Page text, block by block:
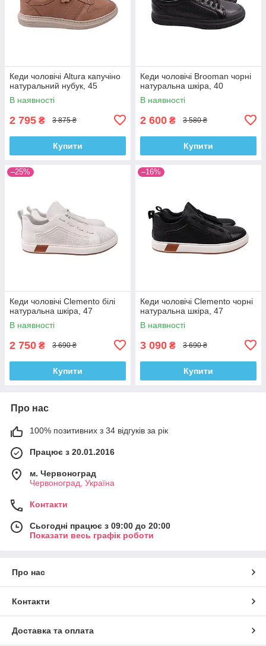
Кеди чоловічі Altura капучіно
натуральний нубук, 45
В наявності
2 795 ₴ 3 875 ₴
Купити
Кеди чоловічі Brooman чорні
натуральна шкіра, 40
В наявності
2 600 ₴ 3 580 ₴
Купити
–25%
Кеди чоловічі Clemento білі
натуральна шкіра, 47
В наявності
2 750 ₴ 3 690 ₴
Купити
–16%
Кеди чоловічі Clemento чорні
натуральна шкіра, 47
В наявності
3 090 ₴ 3 690 ₴
Купити
Про нас
100% позитивних з 34 відгуків за рік
Працює з 20.01.2016
м. Червоноград
Червоноград, Україна
Контакти
Сьогодні працює з 09:00 до 20:00
Показати весь графік роботи
Про нас
Контакти
Доставка та оплата